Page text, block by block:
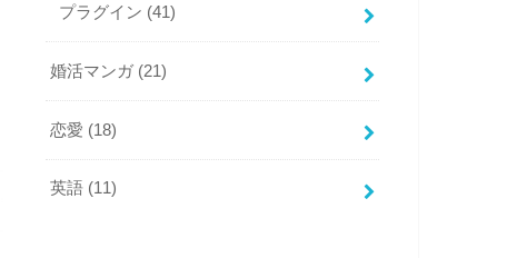
プラグイン (41)
婚活マンガ (21)
恋愛 (18)
英語 (11)